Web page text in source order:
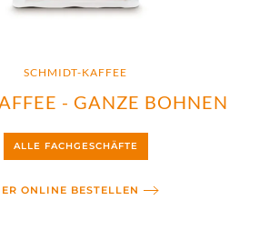
SCHMIDT-KAFFEE
- GANZE BOHNEN
ALLE FACHGESCHÄFTE
ONLINE BESTELLEN